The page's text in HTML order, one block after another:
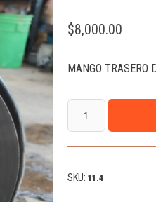
$8,000.00
MANGO TRASERO
SKU: 11.4